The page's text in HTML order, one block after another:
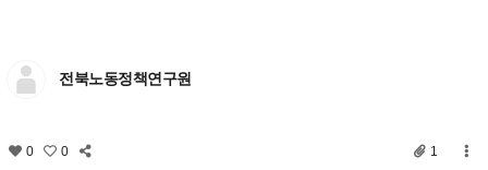
전북노동정책연구원
0 0 1